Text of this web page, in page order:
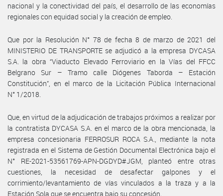
nacional y la conectividad del país, el desarrollo de las economías
regionales con equidad social y la creación de empleo.
Que por la Resolución N° 78 de fecha 8 de marzo de 2021 del
MINISTERIO DE TRANSPORTE se adjudicó a la empresa DYCASA
S.A. la obra “Viaducto Elevado Ferroviario en la Vías del FFCC
Belgrano Sur – Tramo calle Diógenes Taborda – Estación
Constitución”, en el marco de la Licitación Pública Internacional
N° 1/2018.
Que, en virtud de la adjudicación de trabajos próximos a realizar por
la contratista DYCASA S.A. en el marco de la obra mencionada, la
empresa concesionaria FERROSUR ROCA S.A., mediante la nota
registrada en el Sistema de Gestión Documental Electrónica bajo el
N° RE-2021-53561769-APN-DGDYD#JGM, planteó entre otras
cuestiones, la necesidad de desafectar galpones y el
corrimiento/levantamiento de vías vinculados a la traza y a la
Estación Sola que se encuentra bajo su concesión.